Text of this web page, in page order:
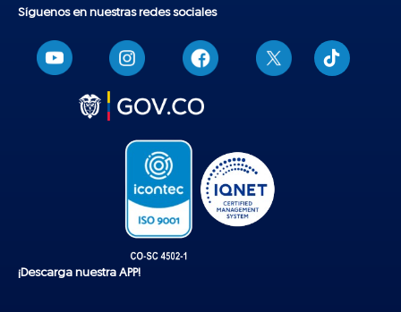
Síguenos en nuestras redes sociales
T
i
k
¡Descarga nuestra APP!